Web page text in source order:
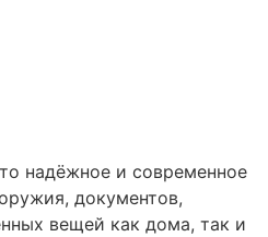
надёжное и современное
документов,
вещей как дома, так и